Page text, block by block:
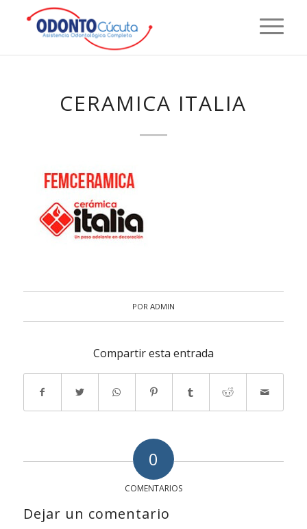
CERAMICA ITALIA
POR ADMIN
Compartir esta entrada
0
COMENTARIOS
Dejar un comentario